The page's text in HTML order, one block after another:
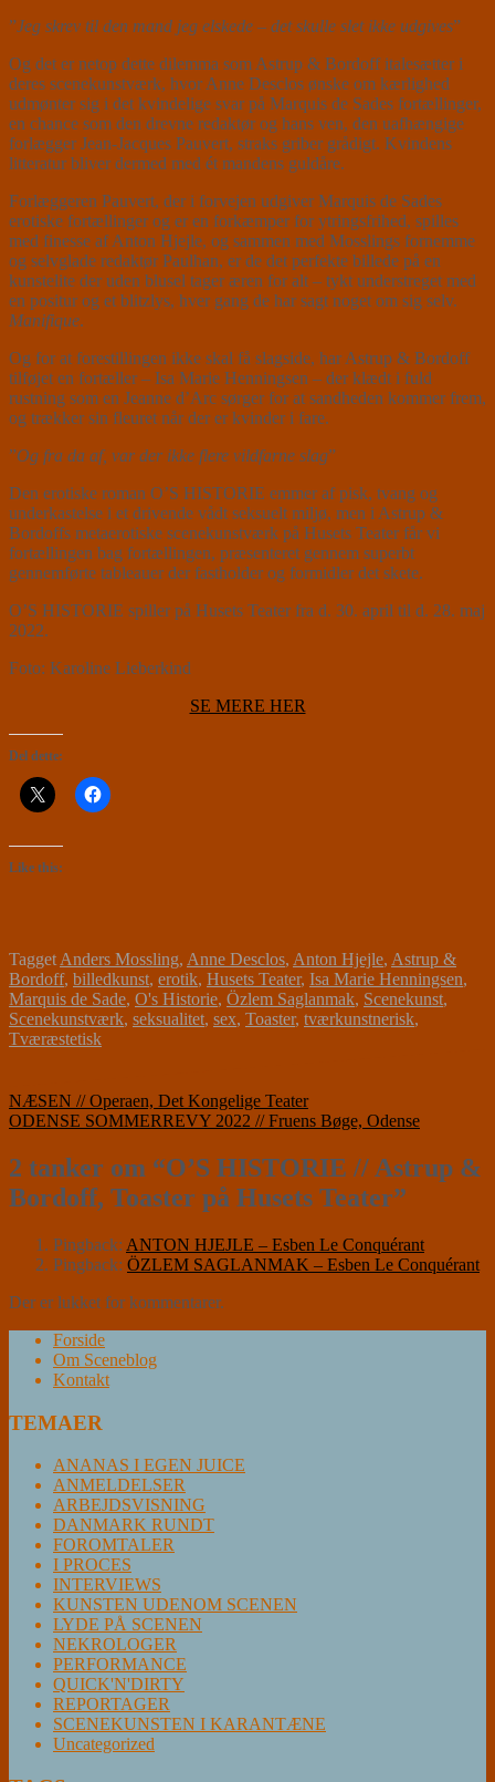
”Jeg skrev til den mand jeg elskede – det skulle slet ikke udgives”
Og det er netop dette dilemma som Astrup & Bordoff italesætter i
deres scenekunstværk, hvor Anne Desclos ønske om kærlighed
udmønter sig i det kvindelige svar på Marquis de Sades fortællinger,
en chance som den drevne redaktør og hans ven, den uafhængige
forlægger Jean-Jacques Pauvert, straks griber grådigt. Kvindens
litteratur bliver dermed med ét mandens guldåre.
Forlæggeren Pauvert, der i forvejen udgiver Marquis de Sades
erotiske fortællinger og er en forkæmper for ytringsfrihed, spilles
med finesse af Anton Hjejle, og sammen med Mosslings fornemme
og selvglade redaktør Paulhan, er de det perfekte billede på en
kunstelite der uden blusel tager æren for alt – tykt understreget med
en positur og et blitzlys, hver gang de har sagt noget om sig selv.
Manifique.
Og for at forestillingen ikke skal få slagside, har Astrup & Bordoff
tilføjet en fortæller – Isa Marie Henningsen – der klædt i fuld
rustning som en Jeanne d’Arc sørger for at sandheden kommer frem,
og trækker sin fleuret når der er kvinder i fare.
”Og fra da af, var der ikke flere vildfarne slag”
Den erotiske roman O’S HISTORIE emmer af pisk, tvang og
underkastelse i et drivende vådt seksuelt miljø, men i Astrup &
Bordoffs metaerotiske scenekunstværk på Husets Teater får vi
fortællingen bag fortællingen, præsenteret gennem superbt
gennemførte tableauer der fastholder og formidler det skete.
O’S HISTORIE spiller på Husets Teater fra d. 30. april til d. 28. maj
2022.
Foto: Karoline Lieberkind
SE MERE HER
Del dette:
Like this:
TaggetAnders Mossling, Anne Desclos, Anton Hjejle, Astrup &
Bordoff, billedkunst, erotik, Husets Teater, Isa Marie Henningsen,
Marquis de Sade, O's Historie, Özlem Saglanmak, Scenekunst,
Scenekunstværk, seksualitet, sex, Toaster, tværkunstnerisk,
Tværæstetisk
Indlægsnavigation
NÆSEN // Operaen, Det Kongelige Teater
ODENSE SOMMERREVY 2022 // Fruens Bøge, Odense
2 tanker om “O’S HISTORIE // Astrup &
Bordoff, Toaster på Husets Teater”
Pingback: ANTON HJEJLE – Esben Le Conquérant
Pingback: ÖZLEM SAGLANMAK – Esben Le Conquérant
Der er lukket for kommentarer.
Forside
Om Sceneblog
Kontakt
TEMAER
ANANAS I EGEN JUICE
ANMELDELSER
ARBEJDSVISNING
DANMARK RUNDT
FOROMTALER
I PROCES
INTERVIEWS
KUNSTEN UDENOM SCENEN
LYDE PÅ SCENEN
NEKROLOGER
PERFORMANCE
QUICK'N'DIRTY
REPORTAGER
SCENEKUNSTEN I KARANTÆNE
Uncategorized